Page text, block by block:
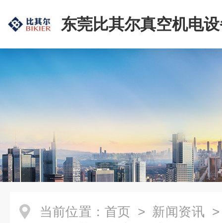
东莞比其尔真空机电
公司
当前位置： 首页 > 新闻资讯